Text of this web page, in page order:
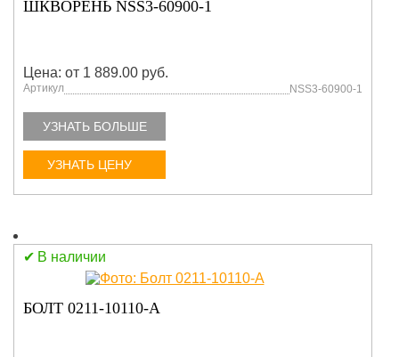
ШКВОРЕНЬ NSS3-60900-1
Цена: от 1 889.00 руб.
Артикул NSS3-60900-1
УЗНАТЬ БОЛЬШЕ
УЗНАТЬ ЦЕНУ
В наличии
БОЛТ 0211-10110-A